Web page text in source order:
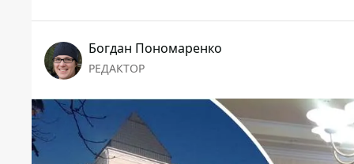
Богдан Пономаренко
РЕДАКТОР